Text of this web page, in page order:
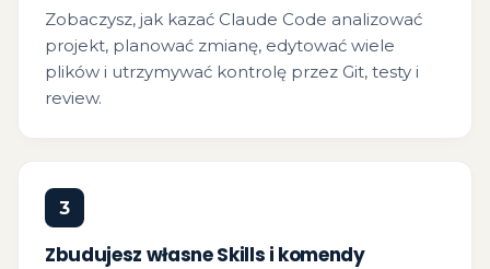
Zobaczysz, jak kazać Claude Code analizować
projekt, planować zmianę, edytować wiele
plików i utrzymywać kontrolę przez Git, testy i
review.
3
Zbudujesz własne Skills i komendy